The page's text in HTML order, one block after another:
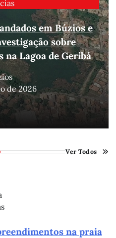
em Búzios e
sobre
na Lagoa de Geribá
de 2026
Ver Todos
na praia